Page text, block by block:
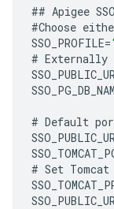
## Apigee SSO
#Choose
SSO_PROFILE=
# Externally
# Default
# Set Tomcat